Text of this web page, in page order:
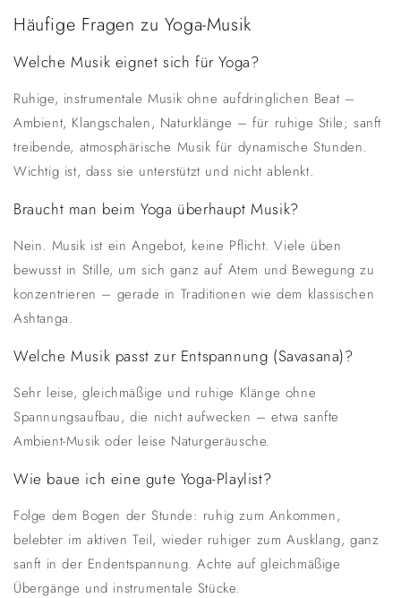
Häufige Fragen zu Yoga-Musik
Welche Musik eignet sich für Yoga?
Ruhige, instrumentale Musik ohne aufdringlichen Beat –
Ambient, Klangschalen, Naturklänge – für ruhige Stile; sanft
treibende, atmosphärische Musik für dynamische Stunden.
Wichtig ist, dass sie unterstützt und nicht ablenkt.
Braucht man beim Yoga überhaupt Musik?
Nein. Musik ist ein Angebot, keine Pflicht. Viele üben
bewusst in Stille, um sich ganz auf Atem und Bewegung zu
konzentrieren – gerade in Traditionen wie dem klassischen
Ashtanga.
Welche Musik passt zur Entspannung (Savasana)?
Sehr leise, gleichmäßige und ruhige Klänge ohne
Spannungsaufbau, die nicht aufwecken – etwa sanfte
Ambient-Musik oder leise Naturgeräusche.
Wie baue ich eine gute Yoga-Playlist?
Folge dem Bogen der Stunde: ruhig zum Ankommen,
belebter im aktiven Teil, wieder ruhiger zum Ausklang, ganz
sanft in der Endentspannung. Achte auf gleichmäßige
Übergänge und instrumentale Stücke.